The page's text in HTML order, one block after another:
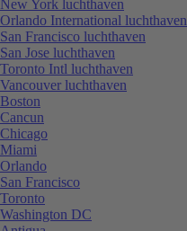
New York luchthaven
Orlando International luchthaven
San Francisco luchthaven
San Jose luchthaven
Toronto Intl luchthaven
Vancouver luchthaven
Boston
Cancun
Chicago
Miami
Orlando
San Francisco
Toronto
Washington DC